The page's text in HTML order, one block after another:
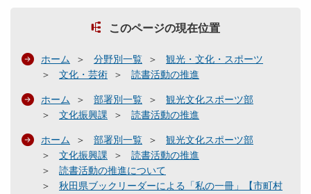
このページの現在位置
ホーム 分野別一覧
観光・文化・スポーツ
文化・芸術
読書活動の推進
ホーム 部署別一覧
観光文化スポーツ部
文化振興課
読書活動の推進
ホーム 部署別一覧
観光文化スポーツ部
文化振興課
読書活動の推進
読書活動の推進について
秋田県ブックリーダーによる「私の一冊」【市町村